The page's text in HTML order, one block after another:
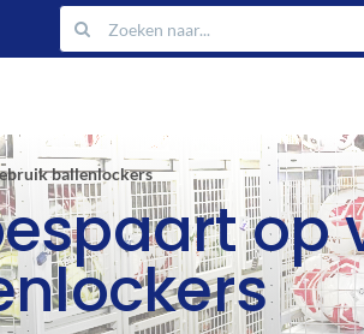
Zoeken
naar:
ballenlockers